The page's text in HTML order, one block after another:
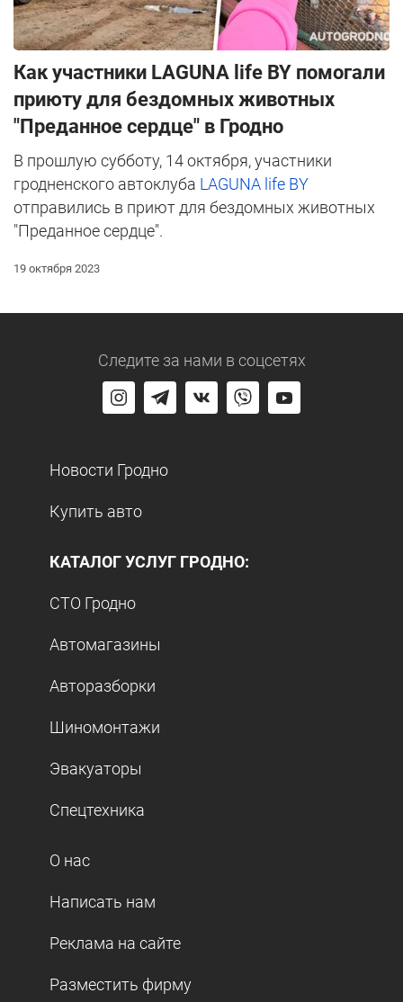
Как участники LAGUNA life BY помогали
приюту для бездомных животных
"Преданное сердце" в Гродно
В прошлую субботу, 14 октября, участники
гродненского автоклуба LAGUNA life BY
отправились в приют для бездомных животных
"Преданное сердце".
19 октября 2023
Следите за нами в соцсетях
Новости Гродно
Купить авто
КАТАЛОГ УСЛУГ ГРОДНО:
СТО Гродно
Автомагазины
Авторазборки
Шиномонтажи
Эвакуаторы
Спецтехника
О нас
Написать нам
Реклама на сайте
Разместить фирму